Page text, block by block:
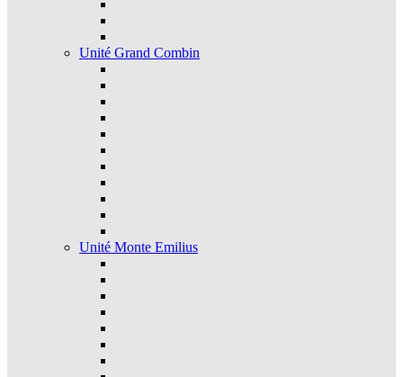
Unité Grand Combin
Unité Monte Emilius